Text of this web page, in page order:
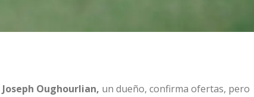
Joseph Oughourlian, un dueño, confirma ofertas, pero